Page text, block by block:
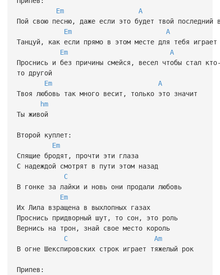
Em
A
Пой свою песню, даже если это будет твой последний
Em
A
Танцуй, как если прямо в этом месте для тебя играет
Em
A
Проснись и без причины смейся, весел чтобы стал
то другой
Em
A
Твоя любовь так много весит, только это значит
hm
Ты живой
Второй куплет:
Em
Спящие бродят, прочти эти глаза
С надеждой смотрят в пути этом назад
C
В гонке за лайки и новь они продали любовь
Em
Их Лила взращена в выхлопных газах
Проснись придворный шут, то сон, это роль
Вернись на трон, знай свое место король
C
Am
В огне Шекспировских строк играет тяжелый рок
Припев: